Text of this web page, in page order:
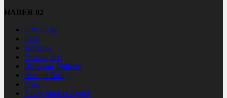
HABER 02
Orta Doğu
İsrail
Amerika
Destekçileri
Birleşmiş Milletler
Avrupa Birliği
Nato
Savaş Suçları Arşivi